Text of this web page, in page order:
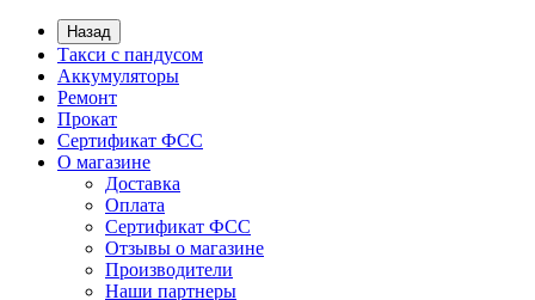
Назад
Такси с пандусом
Аккумуляторы
Ремонт
Прокат
Сертификат ФСС
О магазине
Доставка
Оплата
Сертификат ФСС
Отзывы о магазине
Производители
Наши партнеры